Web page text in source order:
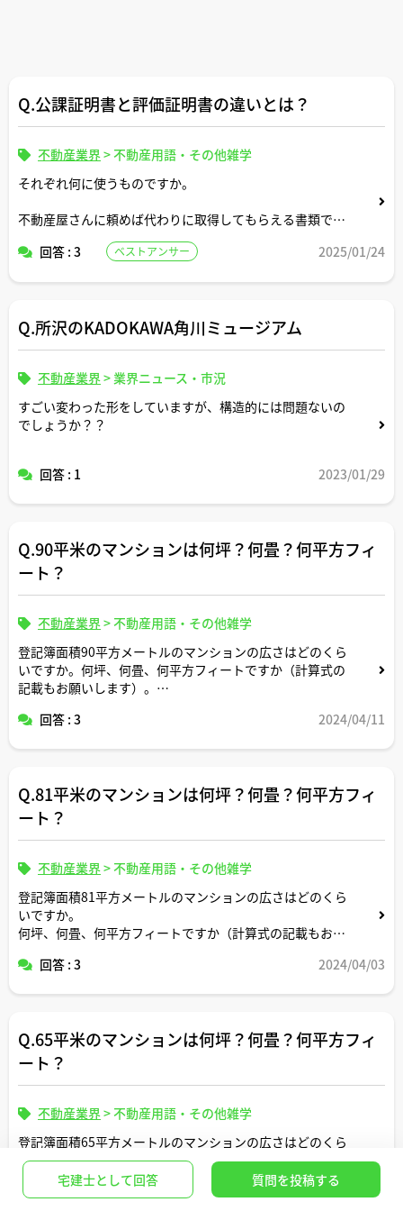
Q.公課証明書と評価証明書の違いとは？
不動産業界>不動産用語・その他雑学
それぞれ何に使うものですか。
不動産屋さんに頼めば代わりに取得してもらえる書類です
回答 : 3 ベストアンサー 2025/01/24
Q.所沢のKADOKAWA角川ミュージアム
不動産業界> 業界ニュース・市況
すごい変わった形をしていますが、構造的には問題ないの
でしょうか？？
回答 : 1 2023/01/29
Q.90平米のマンションは何坪？何畳？何平方フィ
ート？
不動産業界>不動産用語・その他雑学
登記簿面積90平方メートルのマンションの広さはどのくら
いですか。何坪、何畳、何平方フィートですか（計算式の
記載もお願いします）。
正方形の面積に換算すると一辺の長さは何メートルです
回答 : 3 2024/04/11
Q.81平米のマンションは何坪？何畳？何平方フィ
ート？
不動産業界>不動産用語・その他雑学
登記簿面積81平方メートルのマンションの広さはどのくら
いですか。
何坪、何畳、何平方フィートですか（計算式の記載もお願
間取りはどんなイメージですか。
回答 : 3 2024/04/03
Q.65平米のマンションは何坪？何畳？何平方フィ
ート？
不動産業界>不動産用語・その他雑学
登記簿面積65平方メートルのマンションの広さはどのくら
いですか。何坪、何畳、何平方フィートですか（計算式の
記載もお願いします）。正方形の面積に換算すると一辺の
長さは何メートルですか。間取りはどんなイメージです
宅建士として回答 質問を投稿する